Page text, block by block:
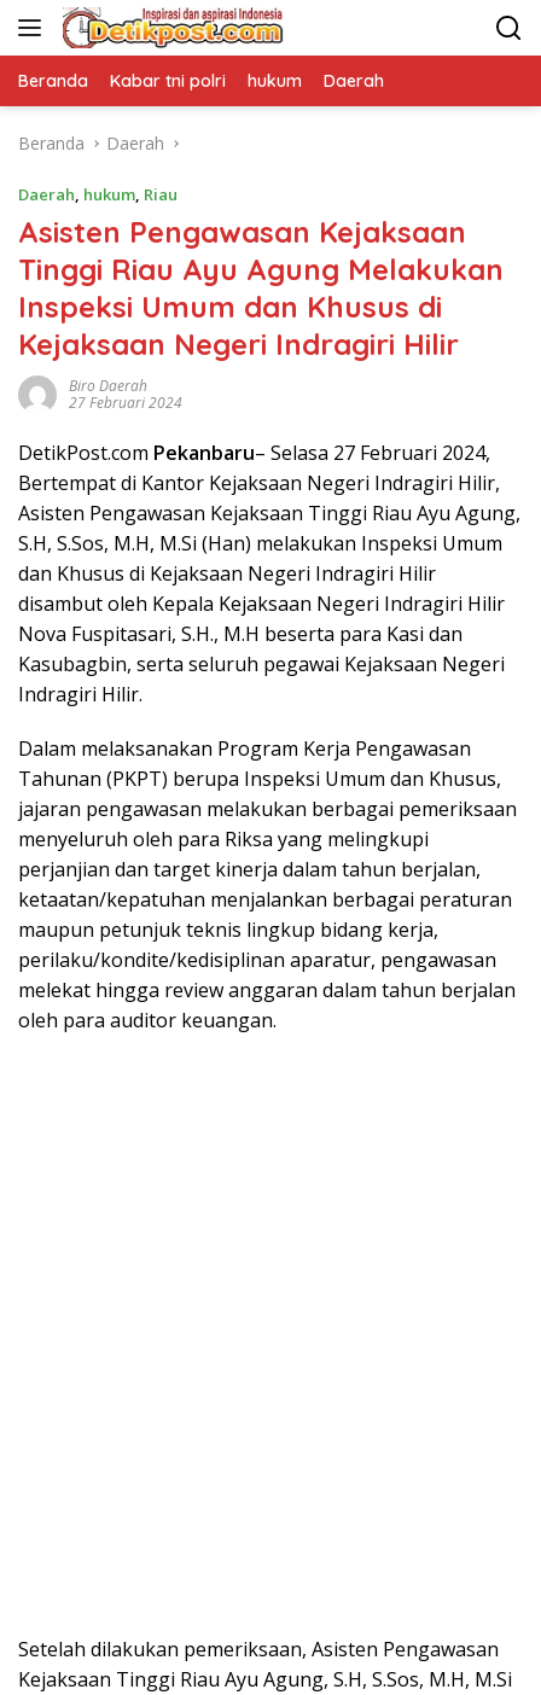
Langsung
Beranda Kabar tni polri hukum Daerah
Beranda Daerah
Daerah, hukum, Riau
Asisten Pengawasan Kejaksaan
Tinggi Riau Ayu Agung Melakukan
Inspeksi Umum dan Khusus di
Kejaksaan Negeri Indragiri Hilir
Biro Daerah
27 Februari 2024
DetikPost.com Pekanbaru– Selasa 27 Februari 2024,
Bertempat di Kantor Kejaksaan Negeri Indragiri Hilir,
Asisten Pengawasan Kejaksaan Tinggi Riau Ayu Agung,
S.H, S.Sos, M.H, M.Si (Han) melakukan Inspeksi Umum
dan Khusus di Kejaksaan Negeri Indragiri Hilir
disambut oleh Kepala Kejaksaan Negeri Indragiri Hilir
Nova Fuspitasari, S.H., M.H beserta para Kasi dan
Kasubagbin, serta seluruh pegawai Kejaksaan Negeri
Indragiri Hilir.
Dalam melaksanakan Program Kerja Pengawasan
Tahunan (PKPT) berupa Inspeksi Umum dan Khusus,
jajaran pengawasan melakukan berbagai pemeriksaan
menyeluruh oleh para Riksa yang melingkupi
perjanjian dan target kinerja dalam tahun berjalan,
ketaatan/kepatuhan menjalankan berbagai peraturan
maupun petunjuk teknis lingkup bidang kerja,
perilaku/kondite/kedisiplinan aparatur, pengawasan
melekat hingga review anggaran dalam tahun berjalan
oleh para auditor keuangan.
Setelah dilakukan pemeriksaan, Asisten Pengawasan
Kejaksaan Tinggi Riau Ayu Agung, S.H, S.Sos, M.H, M.Si